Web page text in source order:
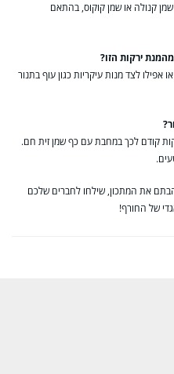
קנולה או שמן קוקוס, בהתאם
ירקות הזו?
לצד מנות עיקריות כגון עוף בתנור
קודם לכך במחבת עם כף שמן זית חם.
את המתכון, שילחו לחברים שלכם
של החורף!